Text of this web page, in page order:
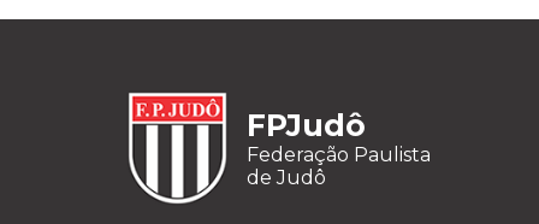
FPJudô
Federação Paulista
de Judô